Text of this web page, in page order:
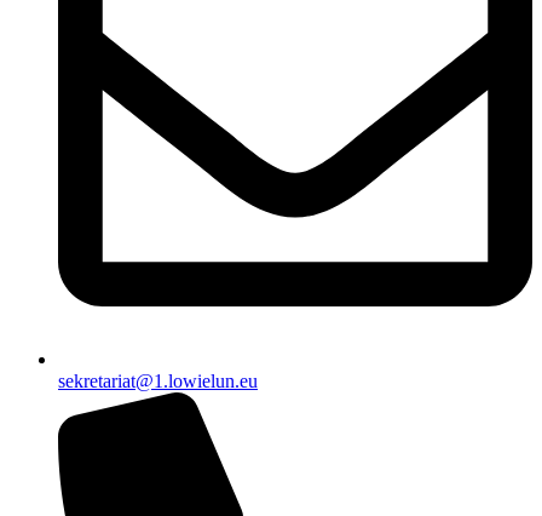
sekretariat@1.lowielun.eu